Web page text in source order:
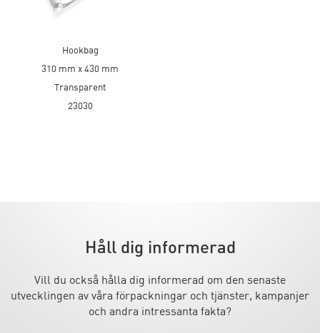
Hookbag
310 mm x 430 mm
Transparent
23030
Håll dig informerad
Vill du också hålla dig informerad om den senaste
utvecklingen av våra förpackningar och tjänster, kampanjer
och andra intressanta fakta?